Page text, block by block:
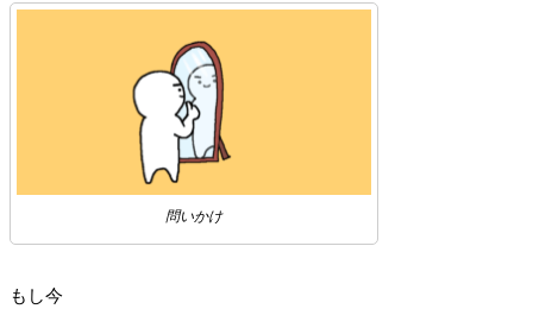
問いかけ
もし今